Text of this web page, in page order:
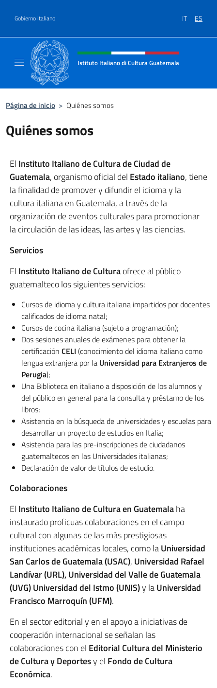
Gobierno italiano IT ES
Encabezado del sitio web,
Istituto Italiano di Cultura Guatemala
Página de inicio > Quiénes somos
Quiénes somos
El Instituto Italiano de Cultura de Ciudad de
Guatemala, organismo oficial del Estado italiano, tiene
la finalidad de promover y difundir el idioma y la
cultura italiana en Guatemala, a través de la
organización de eventos culturales para promocionar
la circulación de las ideas, las artes y las ciencias.
Servicios
El Instituto Italiano de Culturaofrece al público
guatemalteco los siguientes servicios:
Cursos de idioma y cultura italiana impartidos por docentes
calificados de idioma natal;
Cursos de cocina italiana (sujeto a programación);
Dos sesiones anuales de exámenes para obtener la
certificación CELI (conocimiento del idioma italiano como
lengua extranjera por la Universidad para Extranjeros de
Perugia);
Una Biblioteca en italiano a disposición de los alumnos y
del público en general para la consulta y préstamo de los
libros;
Asistencia en la búsqueda de universidades y escuelas para
desarrollar un proyecto de estudios en Italia;
Asistencia para las pre-inscripciones de ciudadanos
guatemaltecos en las Universidades italianas;
Declaración de valor de títulos de estudio.
Colaboraciones
El Instituto Italiano de Cultura en Guatemalaha
instaurado proficuas colaboraciones en el campo
cultural con algunas de las más prestigiosas
instituciones académicas locales, como laUniversidad
San Carlos de Guatemala (USAC), Universidad Rafael
Landívar (URL), Universidad del Valle de Guatemala
(UVG) Universidad del Istmo (UNIS)y laUniversidad
Francisco Marroquín (UFM).
En el sector editorial y en el apoyo a iniciativas de
cooperación internacional se señalan las
colaboraciones con el Editorial Cultura del Ministerio
de Cultura y Deportesy el Fondo de Cultura
Económica.